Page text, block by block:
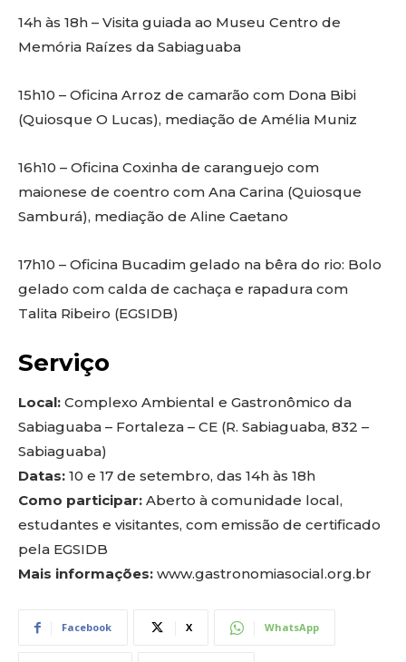
14h às 18h – Visita guiada ao Museu Centro de
Memória Raízes da Sabiaguaba
15h10 – Oficina Arroz de camarão com Dona Bibi
(Quiosque O Lucas), mediação de Amélia Muniz
16h10 – Oficina Coxinha de caranguejo com
maionese de coentro com Ana Carina (Quiosque
Samburá), mediação de Aline Caetano
17h10 – Oficina Bucadim gelado na bêra do rio: Bolo
gelado com calda de cachaça e rapadura com
Talita Ribeiro (EGSIDB)
Serviço
Local: Complexo Ambiental e Gastronômico da
Sabiaguaba – Fortaleza – CE (R. Sabiaguaba, 832 –
Sabiaguaba)
Datas: 10 e 17 de setembro, das 14h às 18h
Como participar: Aberto à comunidade local,
estudantes e visitantes, com emissão de certificado
pela EGSIDB
Mais informações: www.gastronomiasocial.org.br
Facebook X WhatsApp